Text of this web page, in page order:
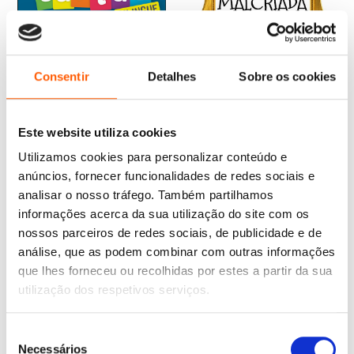
Consentir Detalhes Sobre os cookies
Este website utiliza cookies
Utilizamos cookies para personalizar conteúdo e
anúncios, fornecer funcionalidades de redes sociais e
analisar o nosso tráfego. Também partilhamos
informações acerca da sua utilização do site com os
nossos parceiros de redes sociais, de publicidade e de
análise, que as podem combinar com outras informações
que lhes forneceu ou recolhidas por estes a partir da sua
utilização dos respetivos serviços.
Necessários
7,98€ O
preço
original
7,98 €.
7,18€ O
preço
atual
7,18 €.
Aprendo com Cartas:
Bilingue – Animais +3 Anos
Varios autores
O
preço
original
era:
10,45 €.
preço
é:
9,41 €.
A criada malcriada
Varios autores